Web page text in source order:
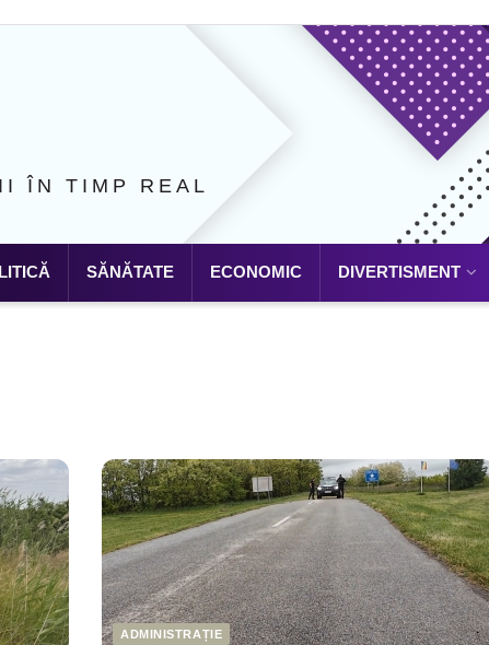
ÎN TIMP REAL
SĂNĂTATE ECONOMIC DIVERTISMENT
ADMINISTRAȚIE